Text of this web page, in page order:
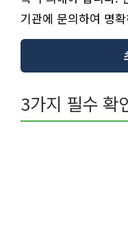
기관에 문의하여 명
3가지 필수 확